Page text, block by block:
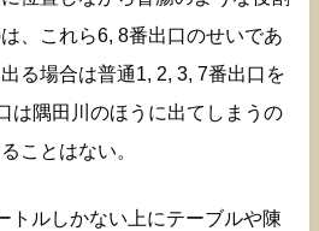
、これら6, 8番出口のせいであ
る場合は普通1, 2, 3, 7番出口を
は隅田川のほうに出てしまうの
ことはない。
トルしかない上にテーブルや陳